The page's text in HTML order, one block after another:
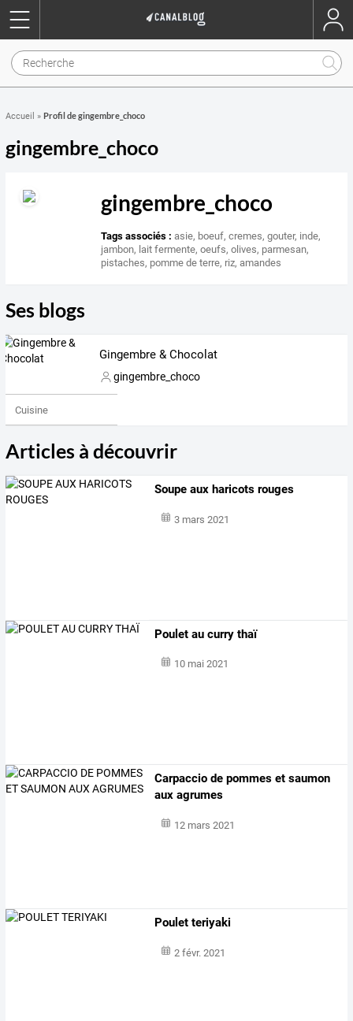
Accueil » Profil de gingembre_choco
gingembre_choco
gingembre_choco
Tags associés : asie, boeuf,cremes,gouter, inde,
jambon, lait fermente,oeufs,olives, parmesan,
pistaches, pomme de terre, riz,amandes
Ses blogs
Gingembre & Chocolat
gingembre_choco
Cuisine
Articles à découvrir
Soupe aux haricots rouges
3 mars 2021
Poulet au curry thaï
10 mai 2021
Carpaccio de pommes et saumon
aux agrumes
12 mars 2021
Poulet teriyaki
2 févr. 2021